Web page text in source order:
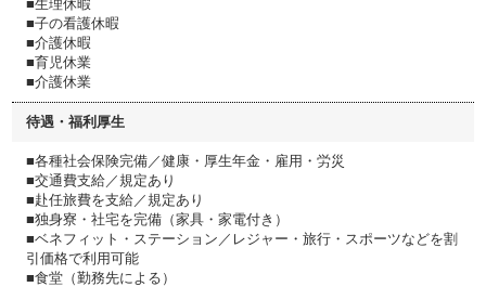
■生理休暇
■子の看護休暇
■介護休暇
■育児休業
■介護休業
待遇・福利厚生
■各種社会保険完備／健康・厚生年金・雇用・労災
■交通費支給／規定あり
■赴任旅費を支給／規定あり
■独身寮・社宅を完備（家具・家電付き）
■ベネフィット・ステーション／レジャー・旅行・スポーツなどを割
引価格で利用可能
■食堂（勤務先による）